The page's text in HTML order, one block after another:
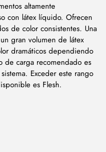
altamente
con látex líquido. Ofrecen
de color consistentes. Una
gran volumen de látex
dramáticos dependiendo
de carga recomendado es
Exceder este rango
es Flesh.